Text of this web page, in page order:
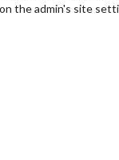
the admin's site